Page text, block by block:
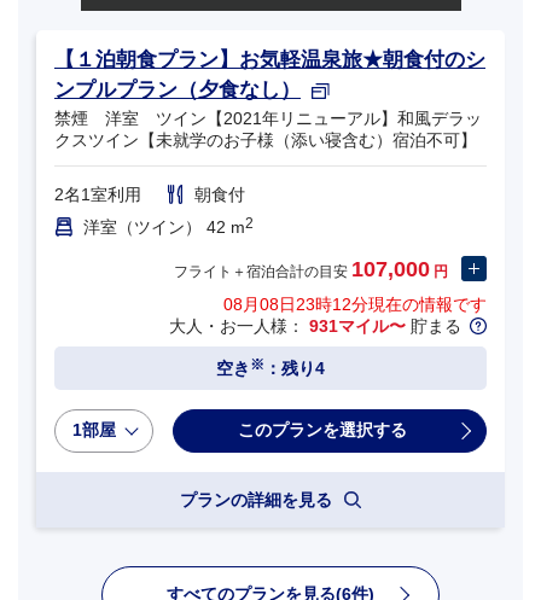
【１泊朝食プラン】お気軽温泉旅★朝食付のシ
ンプルプラン（夕食なし）
禁煙 洋室 ツイン【2021年リニューアル】和風デラッ
クスツイン【未就学のお子様（添い寝含む）宿泊不可】
2名1室利用
朝食付
洋室（ツイン） 42 m2
フライト＋宿泊合計の目安 107,000 円
08月08日23時12分現在の情報です
大人・お一人様： 931マイル〜 貯まる
空き ※ ：残り4
1部屋
プランの詳細を見る
すべてのプランを見る(6件)